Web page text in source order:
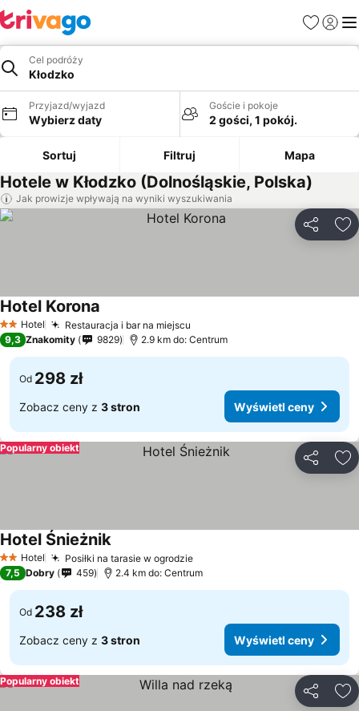
Ulubione
Cel podróży
Kłodzko
Przyjazd/wyjazd
Wybierz daty
Goście i pokoje
2 gości, 1 pokój.
Sortuj Filtruj Mapa
Hotele w Kłodzko (Dolnośląskie, Polska)
Jak prowizje wpływają na wyniki wyszukiwania
2 Kategoria
Hotel Restauracja i bar na miejscu
Hotel Korona
9,3 Znakomity 9829 2.9 km do: Centrum
Od 298 zł
Zobacz ceny z 3 stron Wyświetl ceny
Popularny obiekt
2 Kategoria
Hotel Posiłki na tarasie w ogrodzie
Hotel Śnieżnik
7,5 Dobry 459 2.4 km do: Centrum
Od 238 zł
Zobacz ceny z 3 stron Wyświetl ceny
Popularny obiekt